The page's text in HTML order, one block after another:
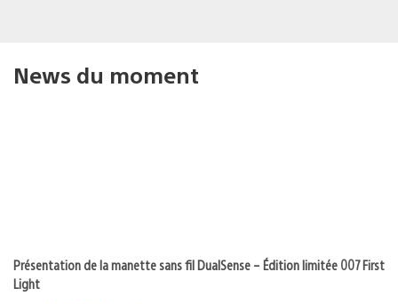
News du moment
Présentation de la manette sans fil DualSense – Édition limitée 007 First
Light